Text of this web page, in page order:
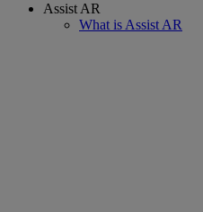
Assist AR
What is Assist AR